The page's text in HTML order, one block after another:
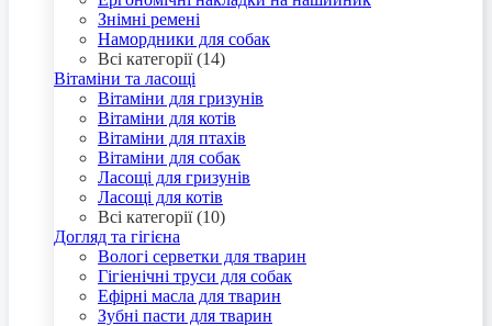
Знімні ремені
Намордники для собак
Всі категорії (14)
Вітаміни та ласощі
Вітаміни для гризунів
Вітаміни для котів
Вітаміни для птахів
Вітаміни для собак
Ласощі для гризунів
Ласощі для котів
Всі категорії (10)
Догляд та гігієна
Вологі серветки для тварин
Гігіенічні труси для собак
Ефірні масла для тварин
Зубні пасти для тварин